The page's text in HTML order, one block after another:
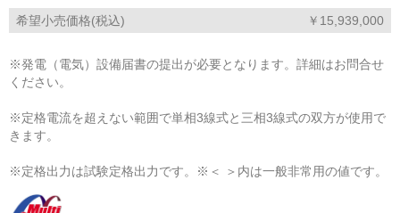
希望小売価格(税込) ￥15,939,000
※発電（電気）設備届書の提出が必要となります。詳細はお問合せ
ください。
※定格電流を超えない範囲で単相3線式と三相3線式の双方が使用で
きます。
※定格出力は試験定格出力です。※＜ ＞内は一般非常用の値です。